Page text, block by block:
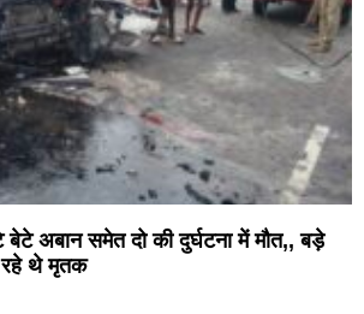
अबान समेत दो की दुर्घटना में मौत,, बड़े
थे मृतक